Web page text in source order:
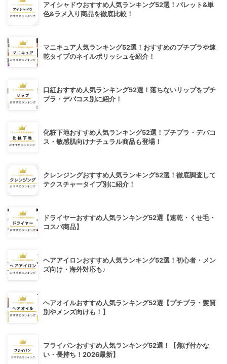
アイシャドウおすすめ人気ランキング52選！パレット&単
色&ラメ入り商品を徹底比較！
マニキュア人気ランキング52選！おすすめのプチプラや速
乾タイプのネイルポリッシュを紹介！
口紅おすすめ人気ランキング52選！落ちないリップをプチ
プラ・デパコス別に紹介！
化粧下地おすすめ人気ランキング52選！プチプラ・デパコ
ス・敏感肌向けナチュラル商品も登場！
クレンジングおすすめ人気ランキング52選！徹底調査して
テクスチャータイプ別に紹介！
ドライヤーおすすめ人気ランキング52選【速乾・くせ毛・
コスパ商品】
ヘアアイロンおすすめ人気ランキング52選！初心者・メン
ズ向け・海外対応も♪
ヘアオイルおすすめ人気ランキング52選【プチプラ・髪質
別やメンズ向けも！】
フライパンおすすめ人気ランキング52選！【焦げ付かな
い・長持ち！2026最新】